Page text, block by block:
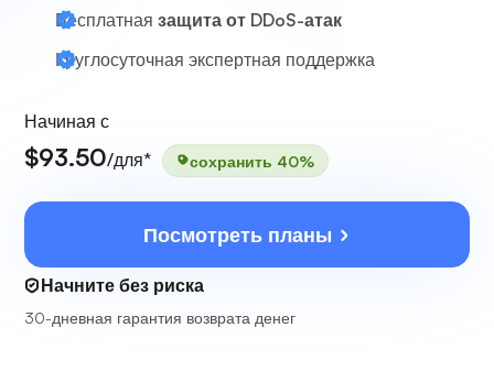
Бесплатная защита от DDoS-атак
Круглосуточная экспертная поддержка
Начиная с
$93.50/для* сохранить 40%
Посмотреть планы
Начните без риска
30-дневная гарантия возврата денег